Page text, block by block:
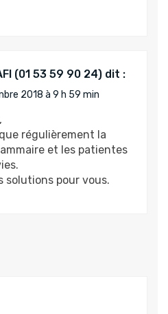
dit :
2018 à 9 h 59 min
régulièrement la
et les patientes
solutions pour vous.